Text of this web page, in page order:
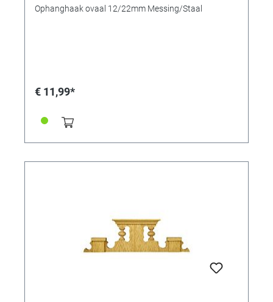
Ophanghaak ovaal 12/22mm Messing/Staal
€ 11,99*